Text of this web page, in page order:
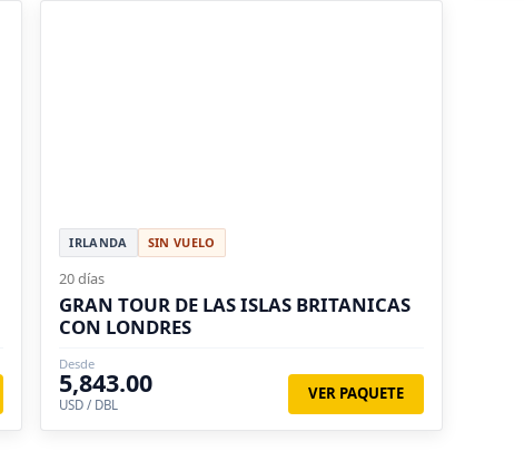
IRLANDA SIN VUELO
20 días
GRAN TOUR DE LAS ISLAS BRITANICAS
CON LONDRES
Desde
5,843.00
USD / DBL
VER PAQUETE